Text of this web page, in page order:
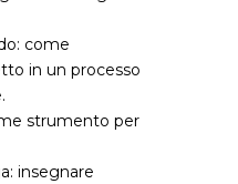
come
in un processo
strumento per
insegnare